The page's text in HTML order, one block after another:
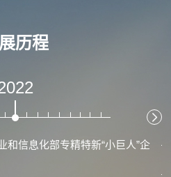
历程
和信息化部专精特新“小巨人”企